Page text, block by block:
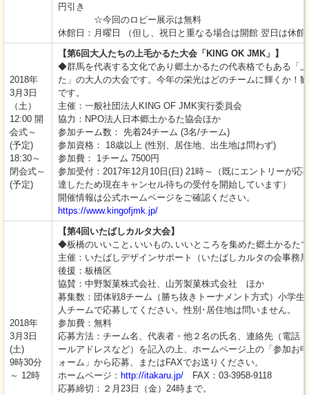
円引き
☆今回のロビー展示は無料
休館日：月曜日 （但し、祝日と重なる場合は開館 翌日は休館
2018年
3月3日
（土）
12:00 開
会式～
(予定)
18:30～
閉会式～
(予定)
【第6回大人たちの上毛かるた大会「KING OK JMK」】
◆群馬を代表する文化であり郷土かるたの代表格でもある「
た」の大人の大会です。今年の栄光はどのチームに輝くか！
です。
主催：一般社団法人KING OF JMK実行委員会
協力：NPO法人日本郷土かるた協会ほか
参加チーム数： 先着24チーム (3名/チーム)
参加資格： 18歳以上 (性別、居住地、出生地は問わず)
参加費： 1チーム 7500円
参加受付：2017年12月10日(日) 21時～（既にエントリーが応
達したため現在キャンセル待ちの受付を開始しています）
開催情報は公式ホームページをご確認ください。
https://www.kingofjmk.jp/
2018年
3月3日
(土)
9時30分
～ 12時
【第4回いたばしカルタ大会】
◆板橋のいいこと､いいもの､いいところを集めた郷土かるた
主催：いたばしデザインサポート（いたばしカルタの会事務
後援：板橋区
協賛：中野製菓株式会社、山芳製菓株式会社 ほか
募集数：団体戦8チーム（勝ち抜きトーナメント方式）小学生
人チームで応募してください。性別･居住地は問いません。
参加費：無料
応募方法：チーム名、代表者・他２名の氏名、連絡先（電話
ールアドレスなど）を記入の上、ホームページ上の「参加お
ォーム」から応募、またはFAXでお送りください。
ホームページ： http://itakaru.jp/ FAX：03-3958-9118
応募締切：２月23日（金）24時まで。